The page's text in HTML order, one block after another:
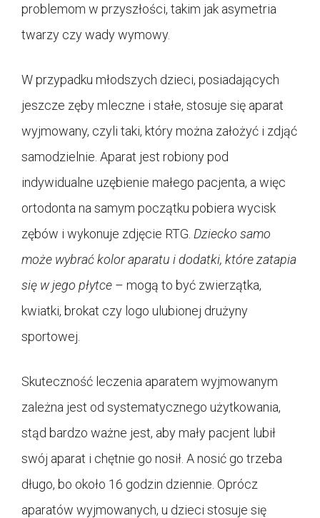
problemom w przyszłości, takim jak asymetria
twarzy czy wady wymowy.
W przypadku młodszych dzieci, posiadających
jeszcze zęby mleczne i stałe, stosuje się aparat
wyjmowany, czyli taki, który można założyć i zdjąć
samodzielnie. Aparat jest robiony pod
indywidualne uzębienie małego pacjenta, a więc
ortodonta na samym początku pobiera wycisk
zębów i wykonuje zdjęcie RTG. Dziecko samo
może wybrać kolor aparatu i dodatki, które zatapia
się w jego płytce – mogą to być zwierzątka,
kwiatki, brokat czy logo ulubionej drużyny
sportowej.
Skuteczność leczenia aparatem wyjmowanym
zależna jest od systematycznego użytkowania,
stąd bardzo ważne jest, aby mały pacjent lubił
swój aparat i chętnie go nosił. A nosić go trzeba
długo, bo około 16 godzin dziennie. Oprócz
aparatów wyjmowanych, u dzieci stosuje się